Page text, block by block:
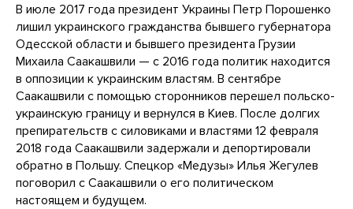
В июле 2017 года президент Украины Петр Порошенко
лишил украинского гражданства бывшего губернатора
Одесской области и бывшего президента Грузии
Михаила Саакашвили — с 2016 года политик находится
в оппозиции к украинским властям. В сентябре
Саакашвили с помощью сторонников перешел польско-
украинскую границу и вернулся в Киев. После долгих
препирательств с силовиками и властями 12 февраля
2018 года Саакашвили задержали и депортировали
обратно в Польшу. Спецкор «Медузы» Илья Жегулев
поговорил с Саакашвили о его политическом
настоящем и будущем.